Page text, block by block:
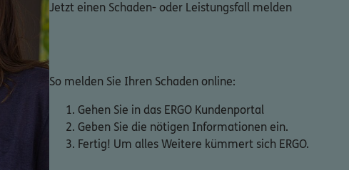
Jetzt einen Schaden- oder Leistungsfall melden
So melden Sie Ihren Schaden online:
Gehen Sie in das ERGO Kundenportal
Geben Sie die nötigen Informationen ein.
Fertig! Um alles Weitere kümmert sich ERGO.